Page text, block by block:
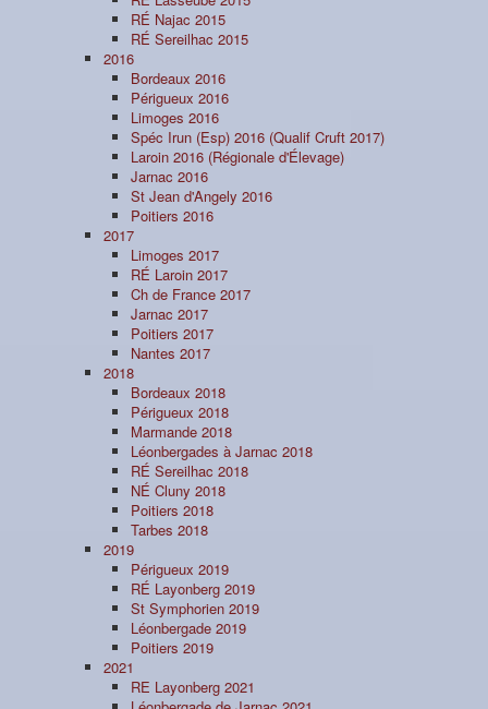
RÉ Najac 2015
RÉ Sereilhac 2015
2016
Bordeaux 2016
Périgueux 2016
Limoges 2016
Spéc Irun (Esp) 2016 (Qualif Cruft 2017)
Laroin 2016 (Régionale d'Élevage)
Jarnac 2016
St Jean d'Angely 2016
Poitiers 2016
2017
Limoges 2017
RÉ Laroin 2017
Ch de France 2017
Jarnac 2017
Poitiers 2017
Nantes 2017
2018
Bordeaux 2018
Périgueux 2018
Marmande 2018
Léonbergades à Jarnac 2018
RÉ Sereilhac 2018
NÉ Cluny 2018
Poitiers 2018
Tarbes 2018
2019
Périgueux 2019
RÉ Layonberg 2019
St Symphorien 2019
Léonbergade 2019
Poitiers 2019
2021
RE Layonberg 2021